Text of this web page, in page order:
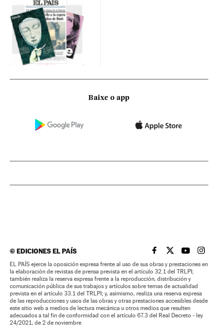
Baixe o app
©EDICIONES EL PAÍS EL PAÍS BRASIL EN
EL PAÍSEL PAÍS
EL
EL PAÍS ejerce la oposición expresa frente al uso de sus obras y prestaciones en
la elaboración de revistas de prensa prevista en el artículo 32.1 del TRLPI;
también realiza la reserva expresa frente a la reproducción, distribución y
comunicación pública de sus trabajos y artículos sobre temas de actualidad
prevista en el artículo 33.1 del TRLPI; y, asimismo, realiza una reserva expresa
de las reproducciones y usos de las obras y otras prestaciones accesibles desde
este sitio web a medios de lectura mecánica u otros medios que resulten
adecuados a tal fin de conformidad con el artículo 67.3 del Real Decreto - ley
24/2021, de 2 de noviembre